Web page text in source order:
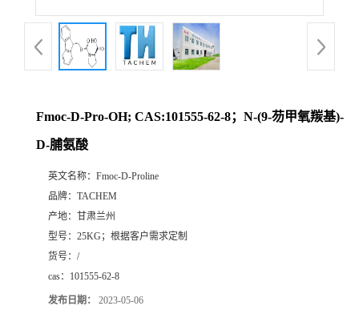
Fmoc-D-Pro-OH; CAS:101555-62-8；N-(9-芴甲氧羰基)-
D-脯氨酸
英文名称： Fmoc-D-Proline
品牌： TACHEM
产地： 甘肃兰州
型号： 25KG；根据客户需求定制
货号： /
cas： 101555-62-8
发布日期： 2023-05-06